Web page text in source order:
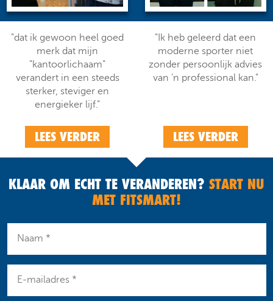
"dat ik gewoon heel goed
merk dat mijn
"kantoorlichaam"
verandert in een steeds
sterker, steviger en
energieker lijf."
LEES VERDER
"Ik heb geleerd dat een
moderne sporter niet
zonder persoonlijk advies
van 'n professional kan."
LEES VERDER
KLAAR OM ECHT TE VERANDEREN? START NU
MET FITSMART!